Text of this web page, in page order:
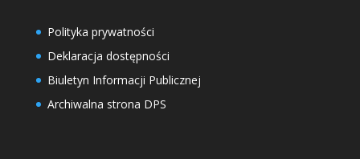
Polityka prywatności
Deklaracja dostępności
Biuletyn Informacji Publicznej
Archiwalna strona DPS